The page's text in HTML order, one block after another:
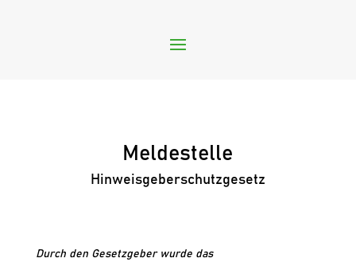
Meldestelle
Hinweisgeberschutzgesetz
Durch den Gesetzgeber wurde das